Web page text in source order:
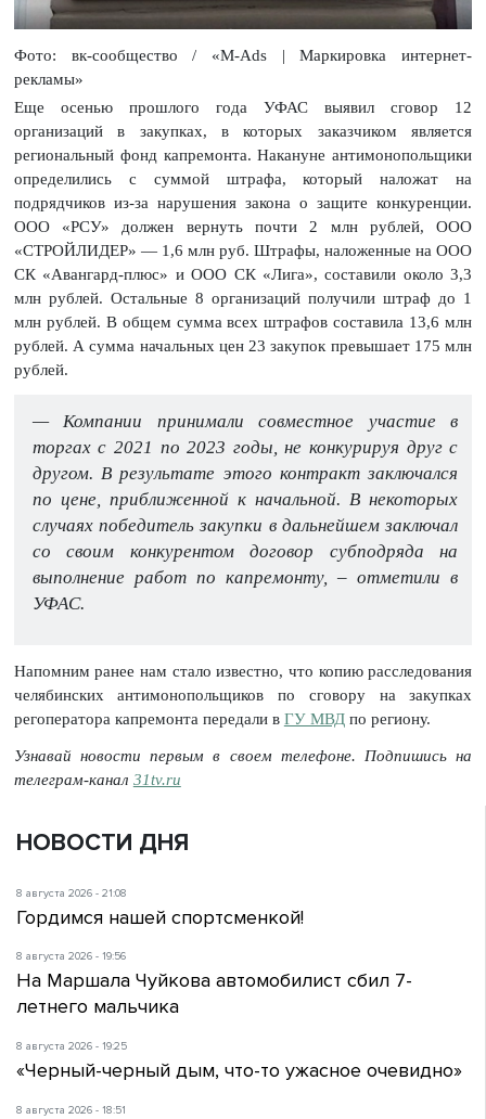
Фото: вк-сообщество / «M-Ads | Маркировка интернет-
рекламы»
Еще осенью прошлого года УФАС выявил сговор 12
организаций в закупках, в которых заказчиком является
региональный фонд капремонта. Накануне антимонопольщики
определились с суммой штрафа, который наложат на
подрядчиков из-за нарушения закона о защите конкуренции.
ООО «РСУ» должен вернуть почти 2 млн рублей, ООО
«СТРОЙЛИДЕР» — 1,6 млн руб. Штрафы, наложенные на ООО
СК «Авангард-плюс» и ООО СК «Лига», составили около 3,3
млн рублей. Остальные 8 организаций получили штраф до 1
млн рублей. В общем сумма всех штрафов составила 13,6 млн
рублей. А сумма начальных цен 23 закупок превышает 175 млн
рублей.
— Компании принимали совместное участие в
торгах с 2021 по 2023 годы, не конкурируя друг с
другом. В результате этого контракт заключался
по цене, приближенной к начальной. В некоторых
случаях победитель закупки в дальнейшем заключал
со своим конкурентом договор субподряда на
выполнение работ по капремонту, – отметили в
УФАС.
Напомним ранее нам стало известно, что копию расследования
челябинских антимонопольщиков по сговору на закупках
регоператора капремонта передали в ГУ МВДпо региону.
Узнавай новости первым в своем телефоне. Подпишись на
телеграм-канал 31tv.ru
НОВОСТИ ДНЯ
8 августа 2026 - 21:08
Гордимся нашей спортсменкой!
8 августа 2026 - 19:56
На Маршала Чуйкова автомобилист сбил 7-
летнего мальчика
8 августа 2026 - 19:25
«Черный-черный дым, что-то ужасное очевидно»
8 августа 2026 - 18:51